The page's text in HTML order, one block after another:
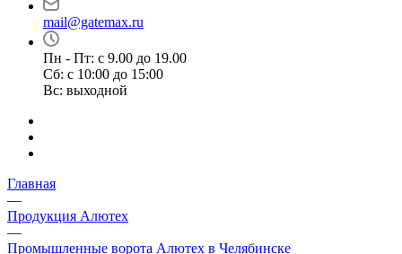
mail@gatemax.ru
Пн - Пт: с 9.00 до 19.00
Сб: с 10:00 до 15:00
Вс: выходной
Главная
—
Продукция Алютех
—
Промышленные ворота Алютех в Челябинске